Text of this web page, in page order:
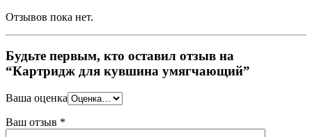
Отзывов пока нет.
Будьте первым, кто оставил отзыв на
“Картридж для кувшина умягчающий”
Ваша оценка
Ваш отзыв *